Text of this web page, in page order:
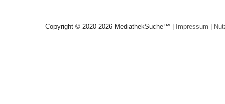
Copyright © 2020-2026 MediathekSuche™ | Impressum |